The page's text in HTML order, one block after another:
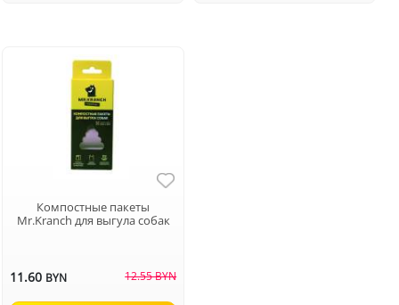
Компостные пакеты
Mr.Kranch для выгула собак
11.60 BYN 12.55 BYN